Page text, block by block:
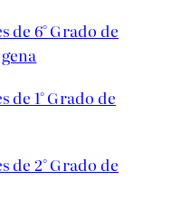
6° Grado de
1° Grado de
2° Grado de